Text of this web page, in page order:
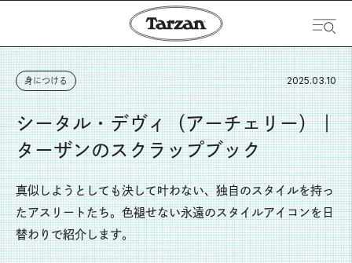
身につける 2025.03.10
シータル・デヴィ（アーチェリー）｜
ターザンのスクラップブック
真似しようとしても決して叶わない、独自のスタイルを持っ
たアスリートたち。色褪せない永遠のスタイルアイコンを日
替わりで紹介します。